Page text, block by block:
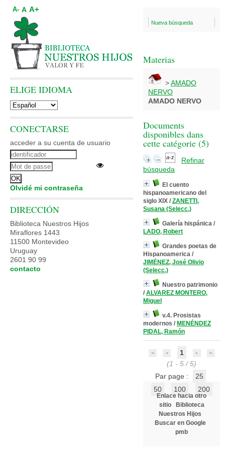
Nueva búsqueda
Materias
>AMADO
NERVO
AMADO NERVO
Documents
disponibles dans
cette catégorie (5)
Refinar
búsqueda
El cuento
hispanoamericano del
siglo XIX / ZANETTI,
Susana (Selecc.)
Galería hispánica /
LADO, Robert
Grandes poetas de
Hispanoamerica /
JIMÉNEZ, José Olivio
(Selecc.)
Nuestro patrimonio
/ ALVAREZ MONTERO,
Miguel
v.4. Prosistas
modernos / MENÉNDEZ
PIDAL, Ramón
1
(1 - 5 / 5)
Par page :
25
50
100 200
Enlace hacia otro
sitio
Biblioteca
Nuestros Hijos
Buscar en Google
pmb
A- A A+
ELIGE IDIOMA
CONECTARSE
acceder a su cuenta de usuario
Olvidé mi contraseña
DIRECCIÓN
Biblioteca Nuestros Hijos
Miraflores 1443
11500 Montevideo
Uruguay
2601 90 99
contacto